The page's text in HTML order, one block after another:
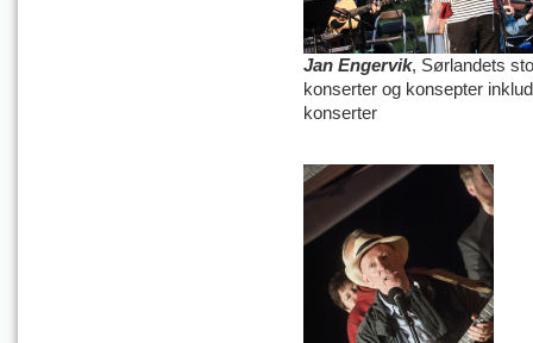
Jan Engervik, Sørlandets
konserter og konsepter
konserter